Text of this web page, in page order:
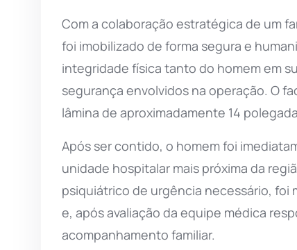
Com a colaboração estratégica de um
foi imobilizado de forma segura e
integridade física tanto do homem em
segurança envolvidos na operação. O
lâmina de aproximadamente 14
Após ser contido, o homem foi
unidade hospitalar mais próxima da
psiquiátrico de urgência necessário, foi
e, após avaliação da equipe médica
acompanhamento familiar.